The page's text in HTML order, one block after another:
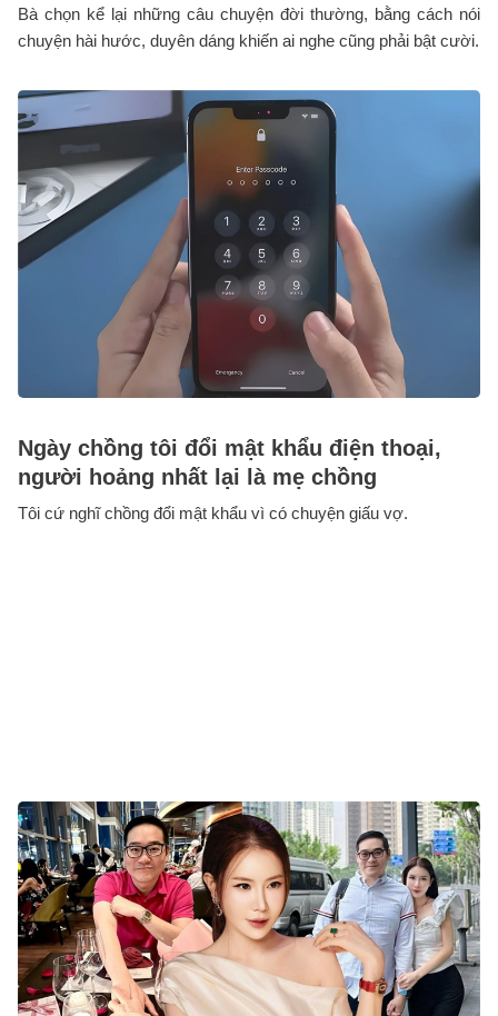
Bà chọn kể lại những câu chuyện đời thường, bằng cách nói
chuyện hài hước, duyên dáng khiến ai nghe cũng phải bật cười.
Ngày chồng tôi đổi mật khẩu điện thoại,
người hoảng nhất lại là mẹ chồng
Tôi cứ nghĩ chồng đổi mật khẩu vì có chuyện giấu vợ.